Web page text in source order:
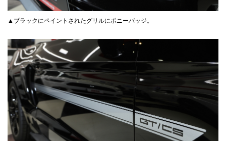
▲ブラックにペイントされたグリルにポニーバッジ。